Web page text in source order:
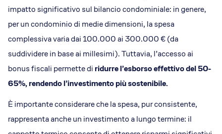
impatto significativo sul bilancio condominiale: in genere,
per un condominio di medie dimensioni, la spesa
complessiva varia dai 100.000 ai 300.000 € (da
suddividere in base ai millesimi). Tuttavia, l’accesso ai
bonus fiscali permette di ridurre l’esborso effettivo del 50-
65%, rendendo l’investimento più sostenibile.
È importante considerare che la spesa, pur consistente,
rappresenta anche un investimento a lungo termine: il